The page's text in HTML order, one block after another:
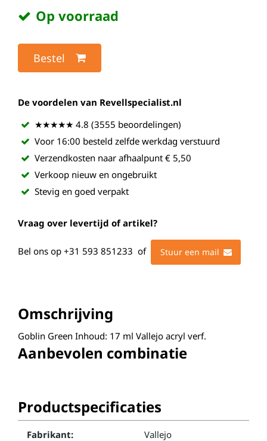
Op voorraad
Bestel
De voordelen van Revellspecialist.nl
★★★★★ 4.8 (3555 beoordelingen)
Voor 16:00 besteld zelfde werkdag verstuurd
Verzendkosten naar afhaalpunt € 5,50
Verkoop nieuw en ongebruikt
Stevig en goed verpakt
Vraag over levertijd of artikel?
Bel ons op +31 593 851233 of Stuur een mail
Omschrijving
Goblin Green Inhoud: 17 ml Vallejo acryl verf.
Aanbevolen combinatie
Productspecificaties
Fabrikant: Vallejo